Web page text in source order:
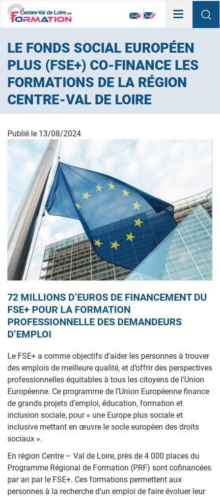
Toggle
LE FONDS SOCIAL EUROPÉEN
PLUS (FSE+) CO-FINANCE LES
FORMATIONS DE LA RÉGION
CENTRE-VAL DE LOIRE
Publié le 13/08/2024
72 MILLIONS D’EUROS DE FINANCEMENT DU
FSE+ POUR LA FORMATION
PROFESSIONNELLE DES DEMANDEURS
D’EMPLOI
Le FSE+ a comme objectifs d’aider les personnes à trouver
des emplois de meilleure qualité, et d’offrir des perspectives
professionnelles équitables à tous les citoyens de l'Union
Européenne. Ce programme de l’Union Européenne finance
de grands projets d’emploi, éducation, formation et
inclusion sociale, pour « une Europe plus sociale et
inclusive mettant en œuvre le socle européen des droits
sociaux ».
En région Centre – Val de Loire, près de 4 000 places du
Programme Régional de Formation (PRF) sont cofinancées
par an par le FSE+. Ces formations permettent aux
personnes à la recherche d’un emploi de faire évoluer leur